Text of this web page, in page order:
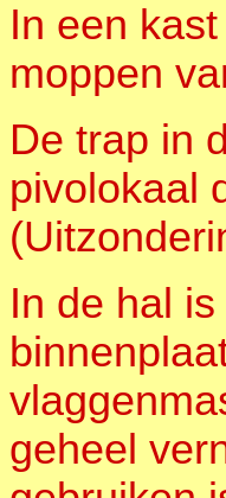
In een
moppen
De trap in
pivolokaal
In de hal
geheel